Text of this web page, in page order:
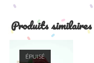
Produits similaires
ÉPUISÉ